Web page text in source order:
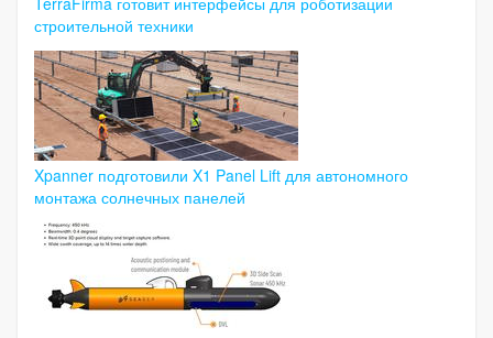
строительной техники
Xpanner подготовили X1 Panel Lift для автономного
монтажа солнечных панелей